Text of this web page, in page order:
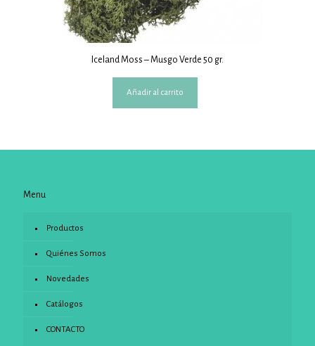
Iceland Moss – Musgo Verde 50 gr.
Añadir al carrito
Menu
Productos
Quiénes Somos
Novedades
Catálogos
CONTACTO